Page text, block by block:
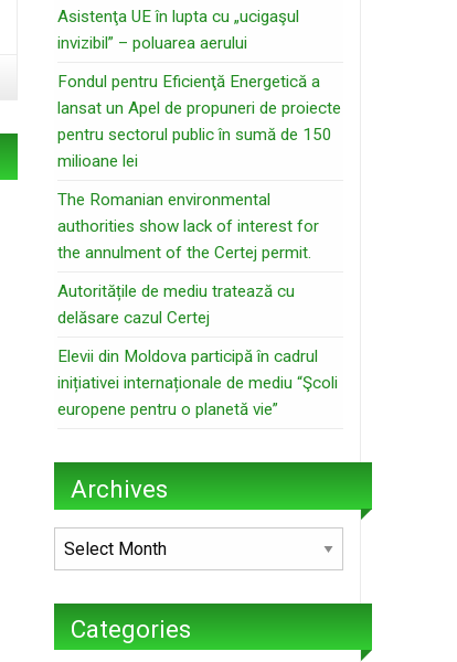
Asistenţa UE în lupta cu „ucigaşul
invizibil” – poluarea aerului
Fondul pentru Eficienţă Energetică a
lansat un Apel de propuneri de proiecte
pentru sectorul public în sumă de 150
milioane lei
The Romanian environmental
authorities show lack of interest for
the annulment of the Certej permit.
Autoritățile de mediu tratează cu
delăsare cazul Certej
Elevii din Moldova participă în cadrul
inițiativei internaționale de mediu “Şcoli
europene pentru o planetă vie”
Archives
Archives
Categories